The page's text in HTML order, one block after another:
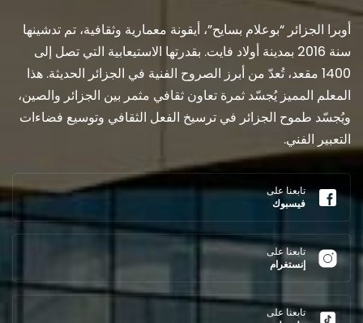
أوبرا الجزائر “بوعلام بسايح”، أيقونة معمارية وثقافية، تم تدشينها
سنة 2016 بمدينة أولاد فايت. بقدرتها الاستيعابية التي تصل إلى
1400 مقعد، تُعدّ من أبرز الصروح الفنية في الجزائر الحديثة. هذا
المعلم المميز يُجسّد ثمرة تعاون ثقافي مثمر بين الجزائر والصين،
ويُجسّد طموح الجزائر في ترسيخ الفعل الثقافي وتوسيع فضاءات
التعبير الفني.
تابعنا على
فيسبوك
تابعنا على
إنستغرام
تابعنا على